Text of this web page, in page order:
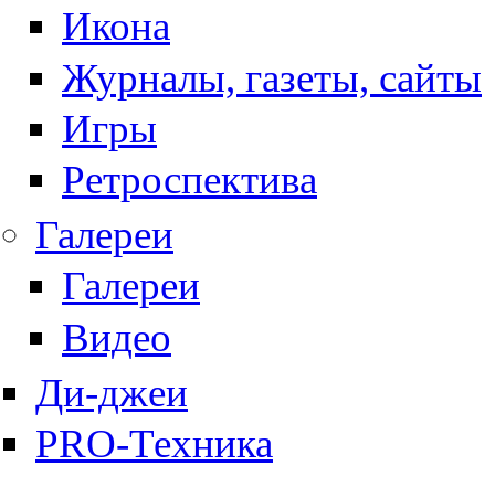
Икона
Журналы, газеты, сайты
Игры
Ретроспектива
Галереи
Галереи
Видео
Ди-джеи
PRO-Техника